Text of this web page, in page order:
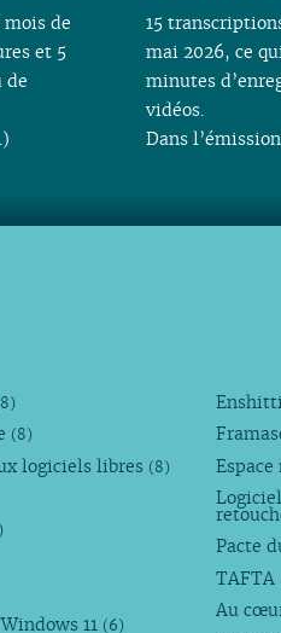
de
et 5
de
15
mai 2026, ce
minutes
vidéos.
Dans
(8)
logiciels libres (8)
11 (6)
Pacte
TAFTA
Au